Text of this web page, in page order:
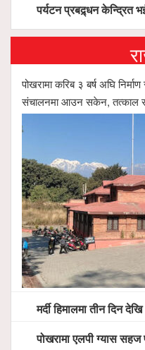
पर्यटन प्रबद्र्धन केन्द्रित भई काम गर्ने बोर्डको योजना
पोखरामा करिब ३ बर्ष अघि
संचालनमा आउन सकेन, तत्काल
मर्दी हिमालमा तीन दिन देखि अलपत्र परेका
पोखरामा एलपी ग्यास सहज पार्न भोलि